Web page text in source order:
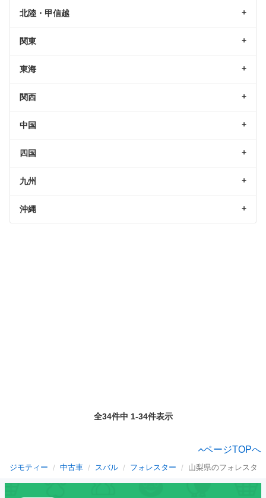
北陸・甲信越
関東
東海
関西
中国
四国
九州
沖縄
全34件中 1-34件表示
ページTOPへ
ジモティー 中古車 スバル フォレスター 山梨県のフォレスター